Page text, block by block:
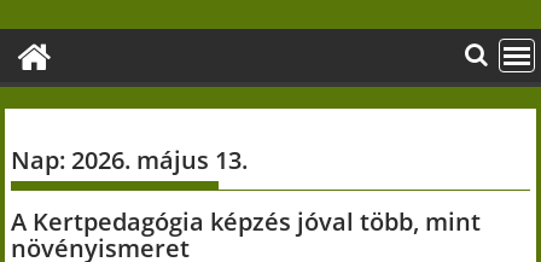
content
Nap: 2026. május 13.
A Kertpedagógia képzés jóval több, mint
növényismeret